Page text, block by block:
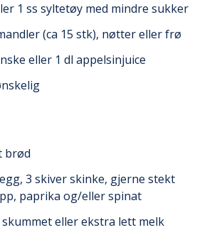
1 ss syltetøy med mindre sukker
(ca 15 stk), nøtter eller frø
eller 1 dl appelsinjuice
brød
3 skiver skinke, gjerne stekt
paprika og/eller spinat
skummet eller ekstra lett melk